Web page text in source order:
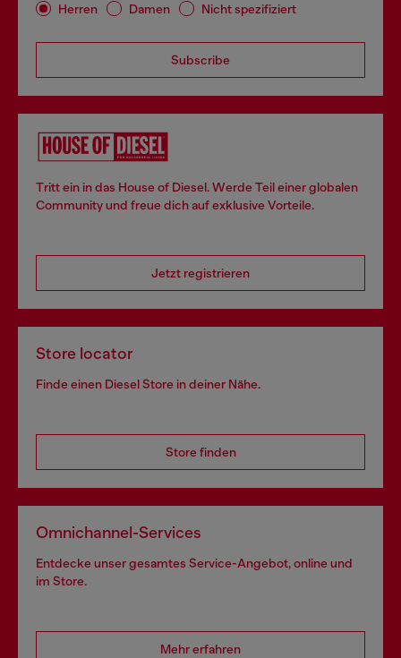
Herren Damen Nicht spezifiziert
Subscribe
Tritt ein in das House of Diesel. Werde Teil einer globalen
Community und freue dich auf exklusive Vorteile.
Jetzt registrieren
Store locator
Finde einen Diesel Store in deiner Nähe.
Store finden
Omnichannel-Services
Entdecke unser gesamtes Service-Angebot, online und
im Store.
Mehr erfahren